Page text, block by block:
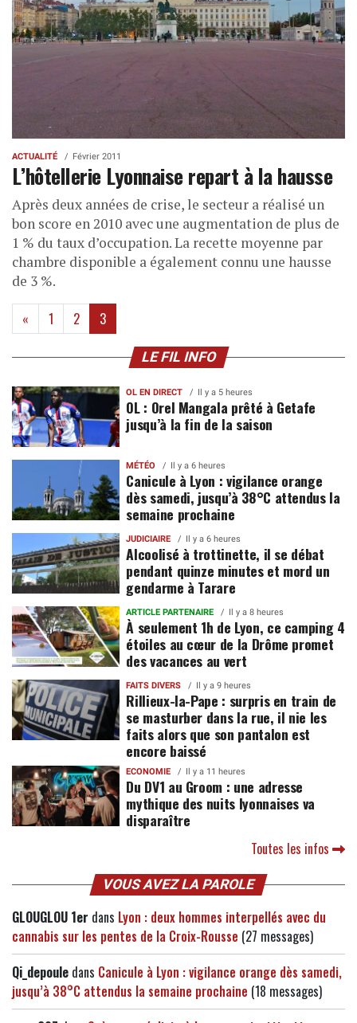
ACTUALITÉ Février 2011
L’hôtellerie Lyonnaise repart à la hausse
Après deux années de crise, le secteur a réalisé un
bon score en 2010 avec une augmentation de plus de
1 % du taux d’occupation. La recette moyenne par
chambre disponible a également connu une hausse
de 3 %.
« 1 2 3(current)
LE FIL INFO
OL EN DIRECT Il y a 5 heures
OL : Orel Mangala prêté à Getafe
jusqu’à la fin de la saison
MÉTÉO Il y a 6 heures
Canicule à Lyon : vigilance orange
dès samedi, jusqu’à 38°C attendus la
semaine prochaine
JUDICIAIRE Il y a 6 heures
Alcoolisé à trottinette, il se débat
pendant quinze minutes et mord un
gendarme à Tarare
ARTICLE PARTENAIRE Il y a 8 heures
À seulement 1h de Lyon, ce camping 4
étoiles au cœur de la Drôme promet
des vacances au vert
FAITS DIVERS Il y a 9 heures
Rillieux-la-Pape : surpris en train de
se masturber dans la rue, il nie les
faits alors que son pantalon est
encore baissé
ECONOMIE Il y a 11 heures
Du DV1 au Groom : une adresse
mythique des nuits lyonnaises va
disparaître
Toutes les infos
VOUS AVEZ LA PAROLE
GLOUGLOU 1er dans Lyon : deux hommes interpellés avec du
cannabis sur les pentes de la Croix-Rousse (27 messages)
Qi_depoule dans Canicule à Lyon : vigilance orange dès samedi,
jusqu’à 38°C attendus la semaine prochaine (18 messages)